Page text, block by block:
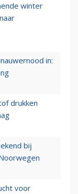
winter
in:
drukken
bij
voor